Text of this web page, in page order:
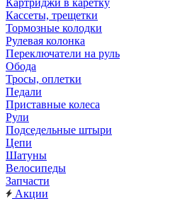
Картриджи в каретку
Кассеты, трещетки
Тормозные колодки
Рулевая колонка
Переключатели на руль
Обода
Тросы, оплетки
Педали
Приставные колеса
Рули
Подседельные штыри
Цепи
Шатуны
Велосипеды
Запчасти
Акции